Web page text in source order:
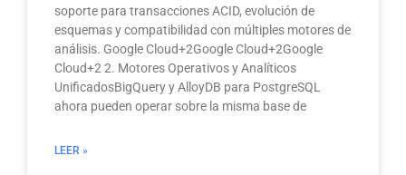
soporte para transacciones ACID, evolución de
esquemas y compatibilidad con múltiples motores de
análisis. Google Cloud+2Google Cloud+2Google
Cloud+2 2. Motores Operativos y Analíticos
UnificadosBigQuery y AlloyDB para PostgreSQL
ahora pueden operar sobre la misma base de
LEER »